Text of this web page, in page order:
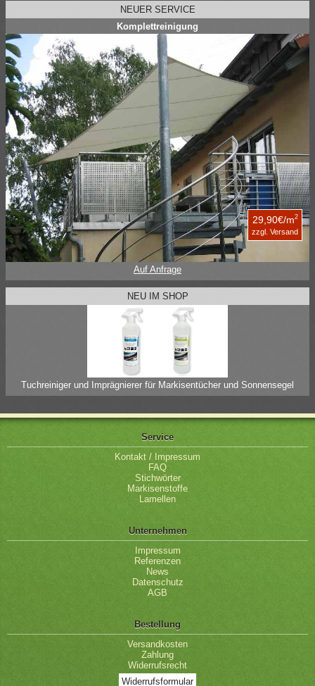
NEUER SERVICE
Komplettreinigung
29,90€/m2
zzgl. Versand
Auf Anfrage
NEU IM SHOP
Tuchreiniger und Imprägnierer für Markisentücher und Sonnensegel
Service
Kontakt / Impressum
FAQ
Stichwörter
Markisenstoffe
Lamellen
Unternehmen
Impressum
Referenzen
News
Datenschutz
AGB
Bestellung
Versandkosten
Zahlung
Widerrufsrecht
Widerrufsformular